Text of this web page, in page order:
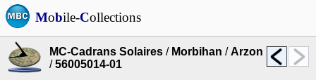
Mobile-Collections
MC-Cadrans Solaires / Morbihan /Arzon
/56005014-01